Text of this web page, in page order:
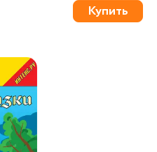
Купить